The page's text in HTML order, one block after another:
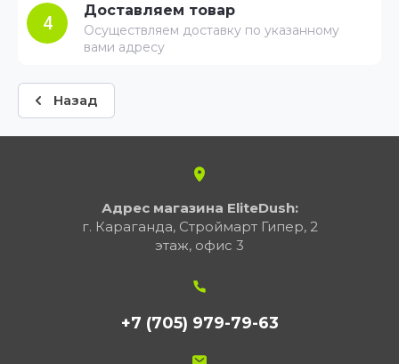
4
Доставляем товар
Осуществляем доставку по указанному
вами адресу
Назад
Адрес магазина EliteDush:
г. Караганда, Строймарт Гипер, 2
этаж, офис 3
+7 (705) 979-79-63